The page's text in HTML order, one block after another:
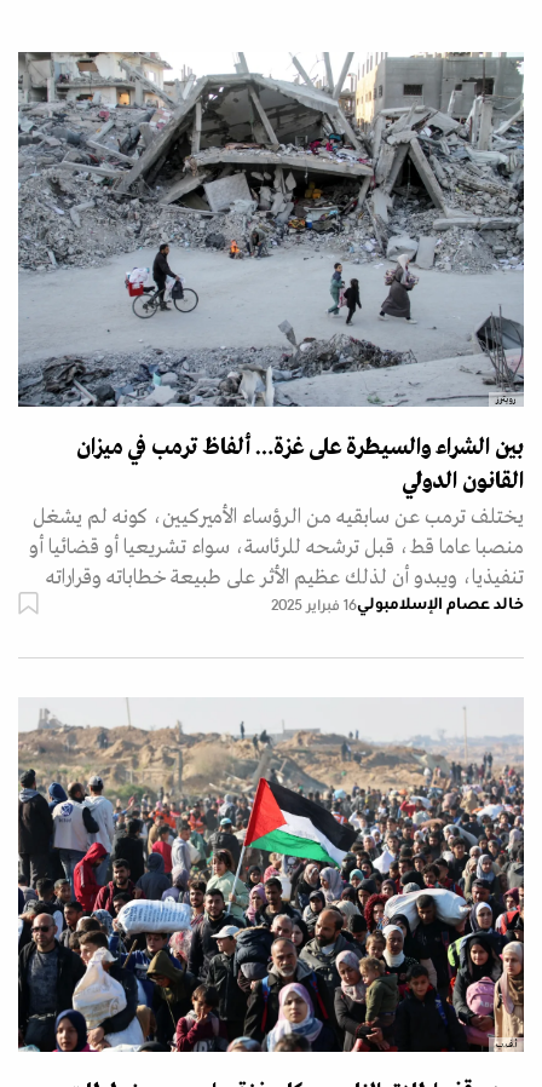
رويترز
بين الشراء والسيطرة على غزة… ألفاظ ترمب في ميزان
القانون الدولي
يختلف ترمب عن سابقيه من الرؤساء الأميركيين، كونه لم يشغل
منصبا عاما قط، قبل ترشحه للرئاسة، سواء تشريعيا أو قضائيا أو
تنفيذيا، ويبدو أن لذلك عظيم الأثر على طبيعة خطاباته وقراراته
خالد عصام الإسلامبولي16 فبراير 2025
أ.ف.ب